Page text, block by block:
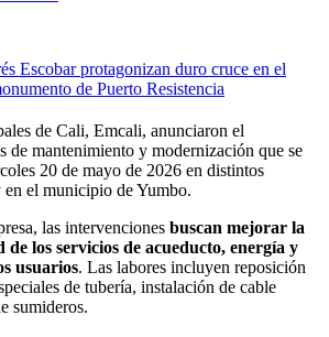
Escobar protagonizan duro cruce en el
de Puerto Resistencia
de Cali, Emcali, anunciaron el
de mantenimiento y modernización que se
20 de mayo de 2026 en distintos
en el municipio de Yumbo.
las intervenciones buscan mejorar la
los servicios de acueducto, energía y
usuarios. Las labores incluyen reposición
de tubería, instalación de cable
sumideros.